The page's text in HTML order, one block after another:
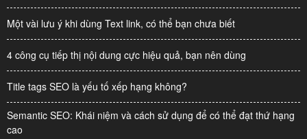
Một vài lưu ý khi dùng Text link, có thể bạn chưa biết
4 công cụ tiếp thị nội dung cực hiệu quả, bạn nên dùng
Title tags SEO là yếu tố xếp hạng không?
Semantic SEO: Khái niệm và cách sử dụng để có thể đạt thứ hạng
cao